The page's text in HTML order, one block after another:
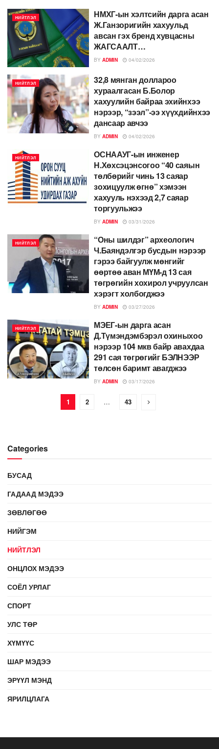
НИЙТЛЭЛ
НМХГ-ын хэлтсийн дарга асан
Ж.Ганзоригийн хахуульд
авсан гэх бренд хувцасны
ЖАГСААЛТ…
BY ADMIN 04/02/2026
НИЙТЛЭЛ
32,8 мянган доллароо
хураалгасан Б.Болор
хахуулийн байраа эхийнхээ
нэрээр, “зээл”-ээ хүүхдийнхээ
дансаар авчээ
BY ADMIN 04/02/2026
НИЙТЛЭЛ
ОСНААУГ-ын инженер
Н.Хөхсэцэнсогоо “40 саяын
төлбөрийг чинь 13 саяар
зохицуулж өгнө” хэмээн
хахууль нэхээд 2,7 саяар
торгуульжээ
BY ADMIN 03/31/2026
НИЙТЛЭЛ
“Оны шилдэг” археологич
Ч.Баяндэлгэр бусдын нэрээр
гэрээ байгуулж мөнгийг
өөртөө аван МҮМ-д 13 сая
төгрөгийн хохирол учруулсан
хэрэгт холбогджээ
BY ADMIN 03/27/2026
НИЙТЛЭЛ
МЭЕГ-ын дарга асан
Д.Түмэндэмбэрэл охиныхоо
нэрээр 104 мкв байр авахдаа
291 сая төгрөгийг БЭЛНЭЭР
төлсөн баримт авагджээ
BY ADMIN 03/17/2026
1 2 … 43
Categories
БУСАД
ГАДААД МЭДЭЭ
ЗӨВЛӨГӨӨ
НИЙГЭМ
НИЙТЛЭЛ
ОНЦЛОХ МЭДЭЭ
СОЁЛ УРЛАГ
СПОРТ
УЛС ТӨР
ХҮМҮҮС
ШАР МЭДЭЭ
ЭРҮҮЛ МЭНД
ЯРИЛЦЛАГА